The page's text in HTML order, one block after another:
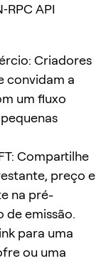
API
Criadores
convidam a
um fluxo
Compartilhe
preço e
na pré-
de emissão.
para uma
ou uma